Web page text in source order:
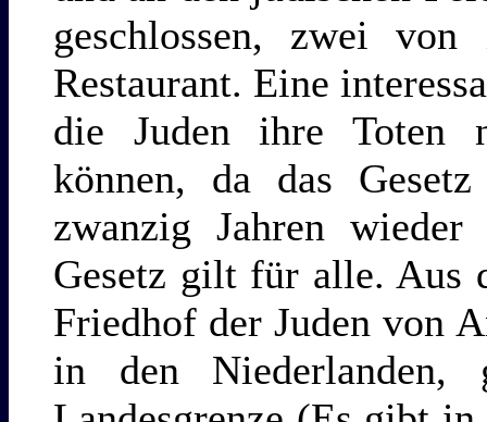
geschlossen, zwei von
Restaurant. Eine
die Juden ihre Toten
können, da das
zwanzig Jahren
Gesetz gilt für alle. Aus
Friedhof der Juden von
in den Niederlanden,